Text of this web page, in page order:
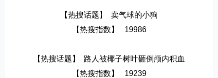
【热搜话题】  卖气球的小狗
【热搜指数】   19986
【热搜话题】  路人被椰子树叶砸倒颅内积血
【热搜指数】   19239